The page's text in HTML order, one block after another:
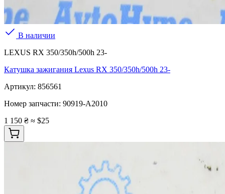
В наличии
LEXUS RX 350/350h/500h 23-
Катушка зажигания Lexus RX 350/350h/500h 23-
Артикул: 856561
Номер запчасти: 90919-A2010
1 150 ₴ ≈ $25